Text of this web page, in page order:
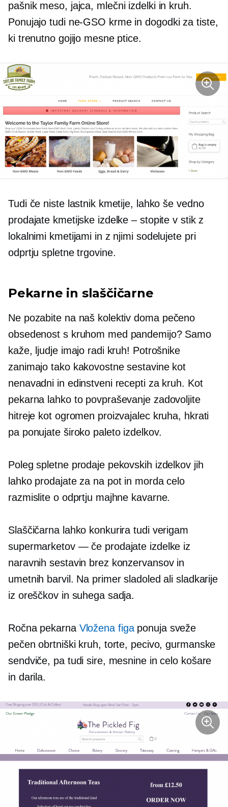
pašnikmeso, jajca, mlečni izdelki in kruh.
Ponujajo tudi ne-GSO krme in dogodki za tiste,
ki trenutno gojijo mesne ptice.
Tudi če niste lastnik kmetije, lahko še vedno
prodajate kmetijske izdelke – stopite v stik z
lokalnimi kmetijami in z njimi sodelujete pri
odprtju spletne trgovine.
Pekarne in slaščičarne
Ne pozabite na naš kolektivdoma pečeno
obsedenost s kruhom med pandemijo? Samo
kaže, ljudje imajo radi kruh! Potrošnike
zanimajo tako kakovostne sestavine kot
nenavadni in edinstveni recepti za kruh. Kot
pekarna lahko to povpraševanje zadovoljite
hitreje kot ogromen proizvajalec kruha, hkrati
pa ponujate široko paleto izdelkov.
Poleg spletne prodaje pekovskih izdelkov jih
lahko prodajate za na pot in morda celo
razmislite o odprtju majhne kavarne.
Slaščičarna lahko konkurira tudi verigam
supermarketov — če prodajate izdelke iz
naravnih sestavin brez konzervansov in
umetnih barvil. Na primer sladoled ali sladkarije
iz oreščkov in suhega sadja.
Ročna pekarna Vložena figaponuja sveže
pečen obrtniški kruh, torte, pecivo, gurmanske
sendviče, pa tudi sire, mesnine in celo košare
in darila.